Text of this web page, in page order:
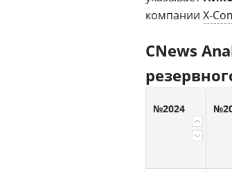
компании X-
CNews
№2024